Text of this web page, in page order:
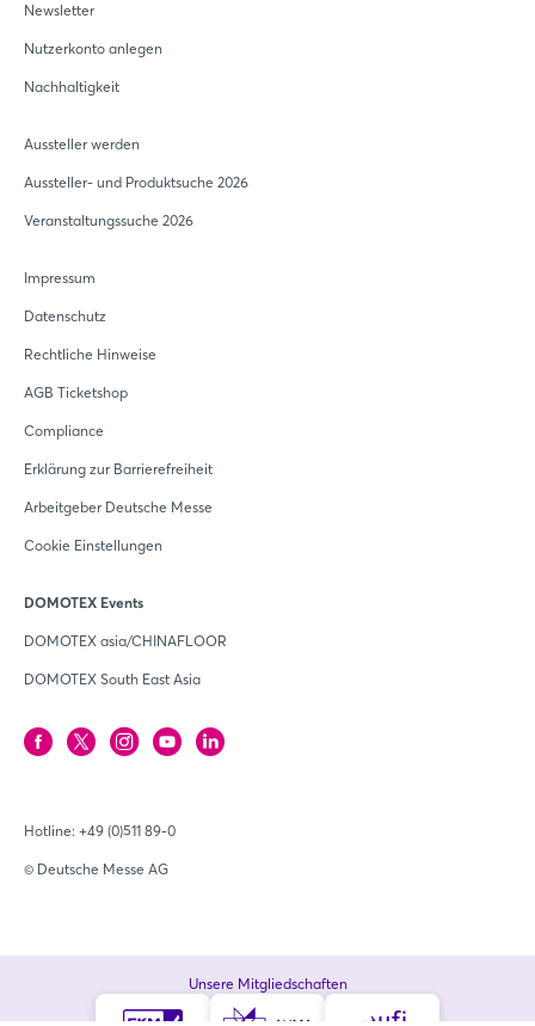
Newsletter
Nutzerkonto anlegen
Nachhaltigkeit
Aussteller werden
Aussteller- und Produktsuche 2026
Veranstaltungssuche 2026
Impressum
Datenschutz
Rechtliche Hinweise
AGB Ticketshop
Compliance
Erklärung zur Barrierefreiheit
Arbeitgeber Deutsche Messe
Cookie Einstellungen
DOMOTEX Events
DOMOTEX asia/CHINAFLOOR
DOMOTEX South East Asia
Hotline: +49 (0)511 89-0
© Deutsche Messe AG
Unsere Mitgliedschaften